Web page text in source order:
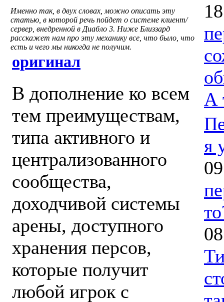
Именно так, в двух словах, можно описать эту
статью, в которой речь пойдет о системе клиент/
сервер, внедренной в Диабло 3. Ниже Близзард
расскажет нам про эту механику все, что было, что
есть и чего мы никогда не получим.
оригинал
В дополнение ко всем
тем преимуществам,
типа активного и
централизованного
сообщества,
доходчивой системы
арены, доступного
хранения персов,
которые получит
любой игрок с
А
я